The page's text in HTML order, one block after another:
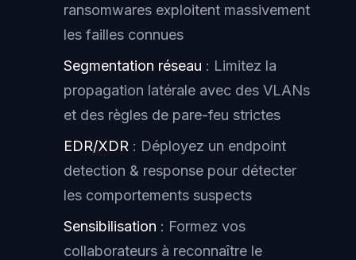
ransomwares exploitent massivement
les failles connues
Segmentation réseau : Limitez la
propagation latérale avec des VLANs
et des règles de pare-feu strictes
EDR/XDR : Déployez un endpoint
detection & response pour détecter
les comportements suspects
Sensibilisation : Formez vos
collaborateurs à reconnaître le